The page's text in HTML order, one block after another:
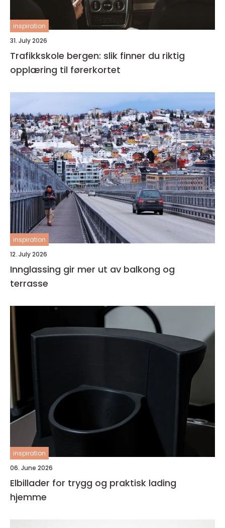
inspiration
31. July 2026
Trafikkskole bergen: slik finner du riktig
opplæring til førerkortet
inspiration
12. July 2026
Innglassing gir mer ut av balkong og
terrasse
inspiration
06. June 2026
Elbillader for trygg og praktisk lading
hjemme